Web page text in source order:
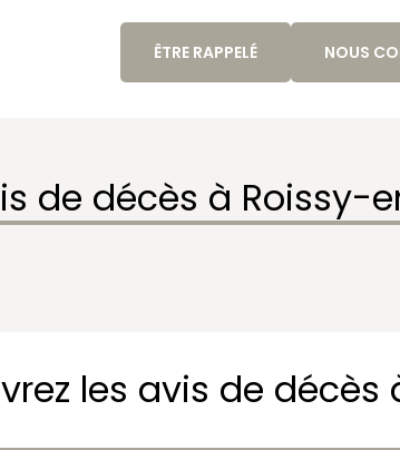
ÊTRE RAPPELÉ NOUS
de décès à Roissy-
les avis de